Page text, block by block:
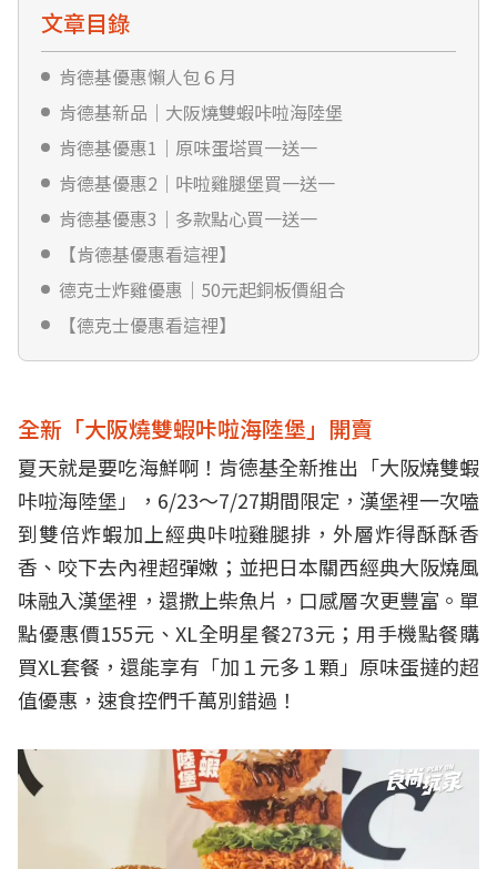
文章目錄
肯德基優惠懶人包６月
肯德基新品｜大阪燒雙蝦咔啦海陸堡
肯德基優惠1｜原味蛋塔買一送一
肯德基優惠2｜咔啦雞腿堡買一送一
肯德基優惠3｜多款點心買一送一
【肯德基優惠看這裡】
德克士炸雞優惠｜50元起銅板價組合
【德克士優惠看這裡】
全新「大阪燒雙蝦咔啦海陸堡」開賣
夏天就是要吃海鮮啊！肯德基全新推出「大阪燒雙蝦
咔啦海陸堡」，6/23～7/27期間限定，漢堡裡一次嗑
到雙倍炸蝦加上經典咔啦雞腿排，外層炸得酥酥香
香、咬下去內裡超彈嫩；並把日本關西經典大阪燒風
味融入漢堡裡，還撒上柴魚片，口感層次更豐富。單
點優惠價155元、XL全明星餐273元；用手機點餐購
買XL套餐，還能享有「加１元多１顆」原味蛋撻的超
值優惠，速食控們千萬別錯過！